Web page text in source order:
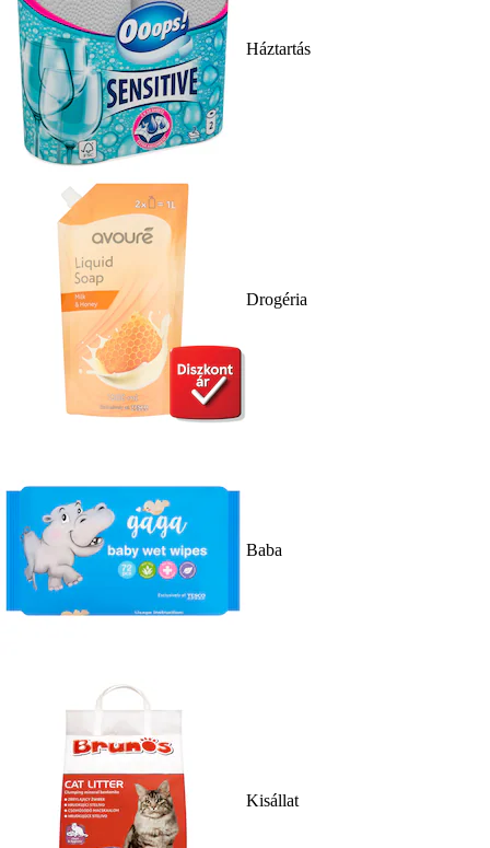
Háztartás
Drogéria
Baba
Kisállat